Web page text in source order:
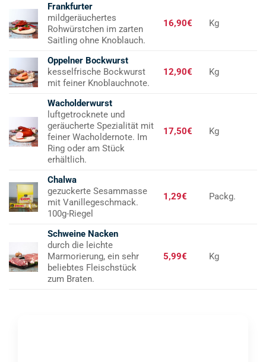
Frankfurter
mildgeräuchertes
Rohwürstchen im zarten
Saitling ohne Knoblauch.
16,90€ Kg
Oppelner Bockwurst
kesselfrische Bockwurst
mit feiner Knoblauchnote.
12,90€ Kg
Wacholderwurst
luftgetrocknete und
geräucherte Spezialität mit
feiner Wacholdernote. Im
Ring oder am Stück
erhältlich.
17,50€ Kg
Chalwa
gezuckerte Sesammasse
mit Vanillegeschmack.
100g-Riegel
1,29€ Packg.
Schweine Nacken
durch die leichte
Marmorierung, ein sehr
beliebtes Fleischstück
zum Braten.
5,99€ Kg